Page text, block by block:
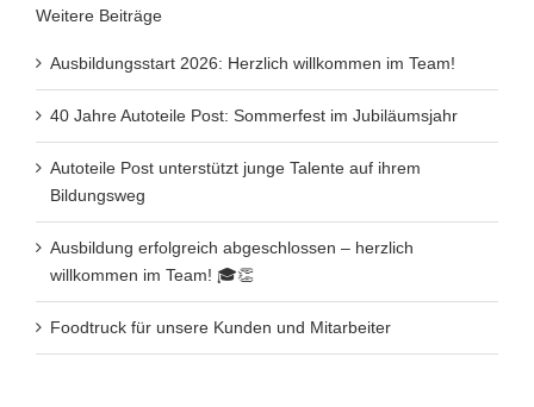
Weitere Beiträge
Ausbildungsstart 2026: Herzlich willkommen im Team!
40 Jahre Autoteile Post: Sommerfest im Jubiläumsjahr
Autoteile Post unterstützt junge Talente auf ihrem
Bildungsweg
Ausbildung erfolgreich abgeschlossen – herzlich
willkommen im Team! 🎓👏
Foodtruck für unsere Kunden und Mitarbeiter